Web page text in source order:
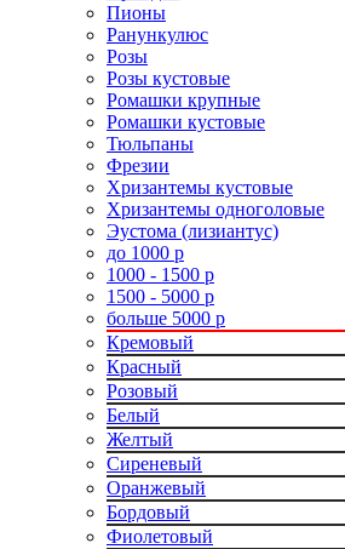
Пионы
Ранункулюс
Розы
Розы кустовые
Ромашки крупные
Ромашки кустовые
Тюльпаны
Фрезии
Хризантемы кустовые
Хризантемы одноголовые
Эустома (лизиантус)
до 1000 р
1000 - 1500 р
1500 - 5000 р
больше 5000 р
Кремовый
Красный
Розовый
Белый
Желтый
Сиреневый
Оранжевый
Бордовый
Фиолетовый